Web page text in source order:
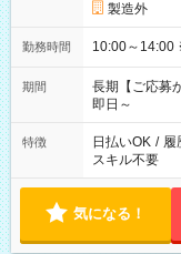
製造外
勤務時間
期間
長期【ご応募
即日～
特徴 日払いOK / 履
スキル不要
気になる！